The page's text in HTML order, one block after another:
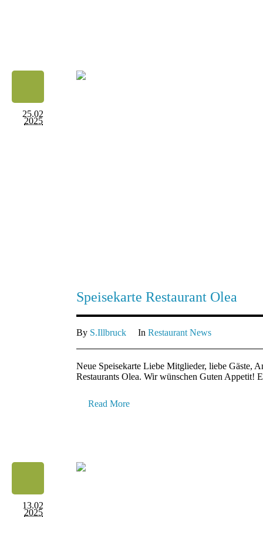
25.02
2025
Speisekarte Restaurant Olea
By S.Illbruck In Restaurant News
Neue Speisekarte Liebe Mitglieder, liebe Gäste,
Restaurants Olea. Wir wünschen Guten Appetit!
Read More
13.02
2025